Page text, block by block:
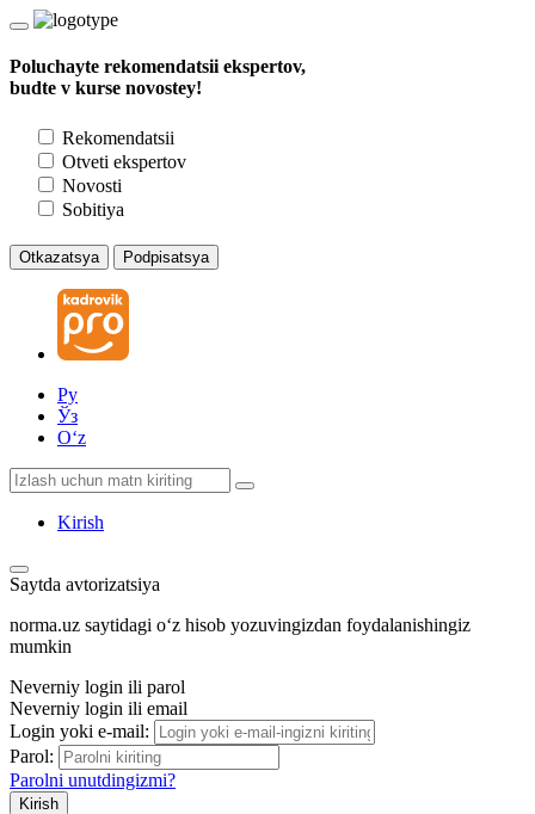
Poluchayte rekomendatsii ekspertov,
budte v kurse novostey!
Rekomendatsii
Otveti ekspertov
Novosti
Sobitiya
Otkazatsya Podpisatsya
Ру
Ўз
Oʻz
Kirish
Saytda avtorizatsiya
norma.uz saytidagi oʻz hisob yozuvingizdan foydalanishingiz
mumkin
Neverniy login ili parol
Neverniy login ili email
Login yoki e-mail:
Parol:
Parolni unutdingizmi?